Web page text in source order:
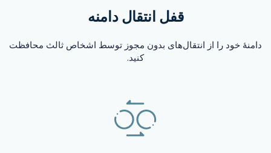
قفل انتقال دامنه
دامنهٔ خود را از انتقال‌های بدون مجوز توسط اشخاص ثالث محافظت
کنید.